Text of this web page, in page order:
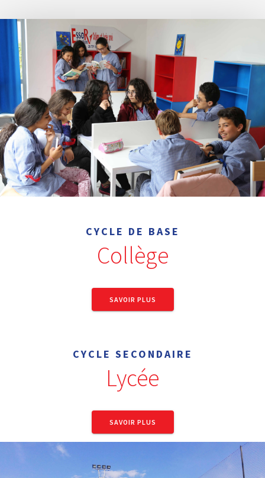
CYCLE DE BASE
Collège
SAVOIR PLUS
CYCLE SECONDAIRE
Lycée
SAVOIR PLUS